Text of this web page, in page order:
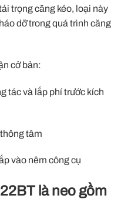
trọng căng kéo, loại này
dỡ trong quá trình căng
cở bản:
tác và lắp phí trước kích
tâm
vào nêm công cụ
là neo gồm